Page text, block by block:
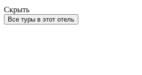
Скрыть
Все туры в этот отель